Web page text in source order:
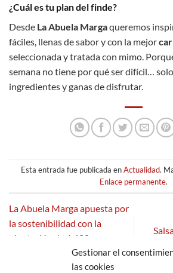
Gestionar el
las cookies
¿Cuál es tu plan del finde?
Desde La Abuela Margaqueremos
fáciles, llenas de sabor y con la mejor
seleccionada y tratada con mimo.
semana no tiene por qué ser difícil…
ingredientes y ganas de disfrutar.
Esta entrada fue publicada enActualidad.
Enlace permanente.
La Abuela Marga apuesta por
la sostenibilidad con la
plantación de 1.600
Paulownias en Nambroca